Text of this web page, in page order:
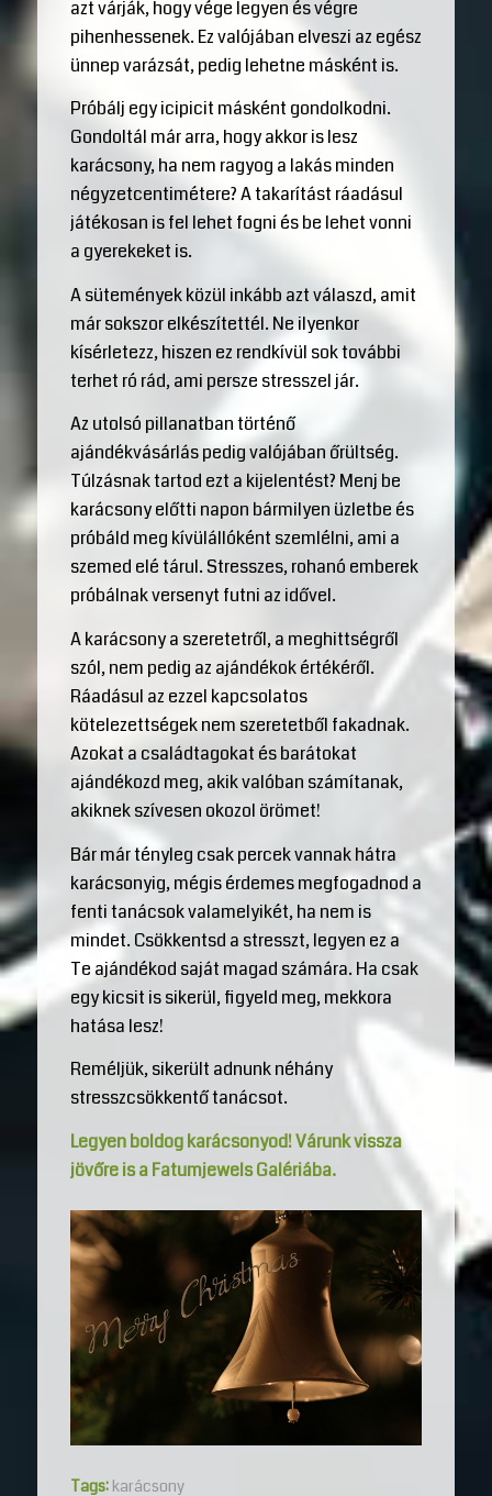
azt várják, hogy vége legyen és végre
pihenhessenek. Ez valójában elveszi az egész
ünnep varázsát, pedig lehetne másként is.
Próbálj egy icipicit másként gondolkodni.
Gondoltál már arra, hogy akkor is lesz
karácsony, ha nem ragyog a lakás minden
négyzetcentimétere? A takarítást ráadásul
játékosan is fel lehet fogni és be lehet vonni
a gyerekeket is.
A sütemények közül inkább azt válaszd, amit
már sokszor elkészítettél. Ne ilyenkor
kísérletezz, hiszen ez rendkívül sok további
terhet ró rád, ami persze stresszel jár.
Az utolsó pillanatban történő
ajándékvásárlás pedig valójában őrültség.
Túlzásnak tartod ezt a kijelentést? Menj be
karácsony előtti napon bármilyen üzletbe és
próbáld meg kívülállóként szemlélni, ami a
szemed elé tárul. Stresszes, rohanó emberek
próbálnak versenyt futni az idővel.
A karácsony a szeretetről, a meghittségről
szól, nem pedig az ajándékok értékéről.
Ráadásul az ezzel kapcsolatos
kötelezettségek nem szeretetből fakadnak.
Azokat a családtagokat és barátokat
ajándékozd meg, akik valóban számítanak,
akiknek szívesen okozol örömet!
Bár már tényleg csak percek vannak hátra
karácsonyig, mégis érdemes megfogadnod a
fenti tanácsok valamelyikét, ha nem is
mindet. Csökkentsd a stresszt, legyen ez a
Te ajándékod saját magad számára. Ha csak
egy kicsit is sikerül, figyeld meg, mekkora
hatása lesz!
Reméljük, sikerült adnunk néhány
stresszcsökkentő tanácsot.
Legyen boldog karácsonyod! Várunk vissza
jövőre is a Fatumjewels Galériába.
Tags: karácsony